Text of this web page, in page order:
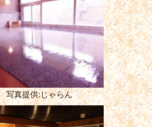
写真提供:じゃらん